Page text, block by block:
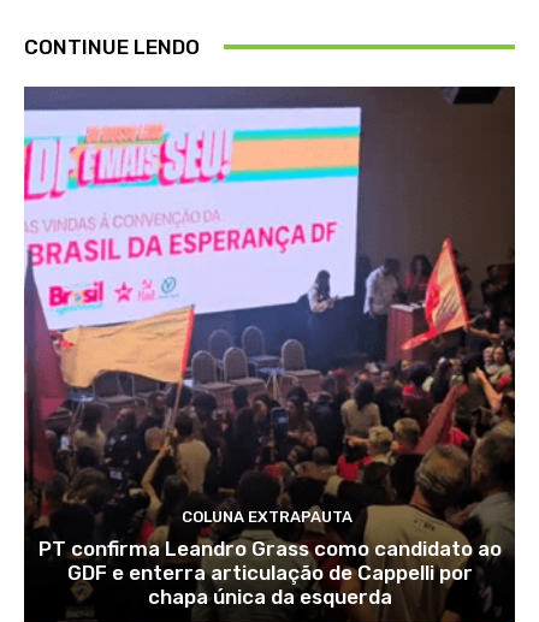
CONTINUE LENDO
COLUNA EXTRAPAUTA
PT confirma Leandro Grass como candidato ao
GDF e enterra articulação de Cappelli por
chapa única da esquerda